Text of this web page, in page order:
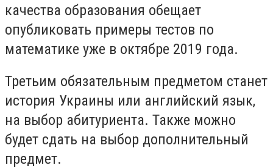
качества образования обещает
опубликовать примеры тестов по
математике уже в октябре 2019 года.
Третьим обязательным предметом станет
история Украины или английский язык,
на выбор абитуриента. Также можно
будет сдать на выбор дополнительный
предмет.